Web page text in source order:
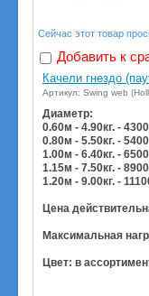
Сейчас этот товар
Добавить к
Качели гнездо
Артикул: Swing web
Диаметр:
0.60м - 4.90кг. -
0.80м - 5.50кг. -
1.00м - 6.40кг. -
1.15м - 7.50кг. -
1.20м - 9.00кг. -
Цена
Максимальная
Цвет: в